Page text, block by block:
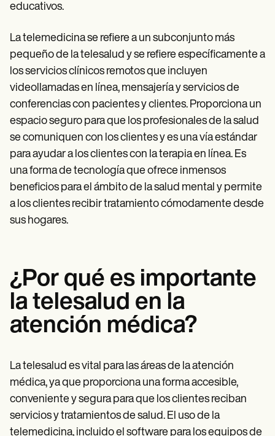
educativos.
La telemedicina se refiere a un subconjunto más
pequeño de la telesalud y se refiere específicamente a
los servicios clínicos remotos que incluyen
videollamadas en línea, mensajería y servicios de
conferencias con pacientes y clientes. Proporciona un
espacio seguro para que los profesionales de la salud
se comuniquen con los clientes y es una vía estándar
para ayudar a los clientes con la terapia en línea. Es
una forma de tecnología que ofrece inmensos
beneficios para el ámbito de la salud mental y permite
a los clientes recibir tratamiento cómodamente desde
sus hogares.
¿Por qué es importante
la telesalud en la
atención médica?
La telesalud es vital para las áreas de la atención
médica, ya que proporciona una forma accesible,
conveniente y segura para que los clientes reciban
servicios y tratamientos de salud. El uso de la
telemedicina, incluido el software para los equipos de